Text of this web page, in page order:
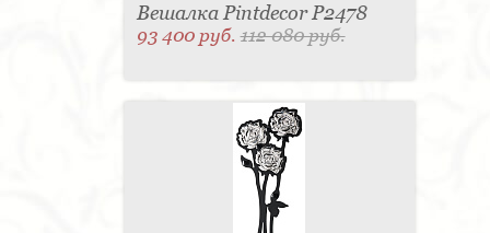
Вешалка Pintdecor P2478
93 400 руб.112 080 руб.